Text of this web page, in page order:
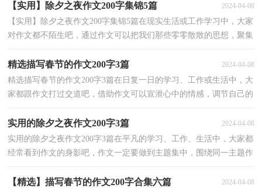
【实用】除夕之夜作文200字集锦5篇 2024-04-08
【实用】除夕之夜作文200字集锦5篇在现实生活或工作学习中，大家
对作文都不陌生吧，通过作文可以把我们那些零零散散的思想，聚集
精选描写春节的作文200字3篇 2024-04-08
精选描写春节的作文200字3篇在日复一日的学习、工作或生活中，大
家都跟作文打过交道吧，借助作文可以宣泄心中的情感，调节自己的
实用的除夕之夜作文200字3篇 2024-04-08
实用的除夕之夜作文200字3篇在平凡的学习、工作、生活中，大家都
经常看到作文的身影吧，作文一定要做到主题集中，围绕同一主题作
【精选】描写春节的作文200字合集六篇 2024-04-08